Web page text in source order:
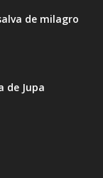
de milagro
de Jupa